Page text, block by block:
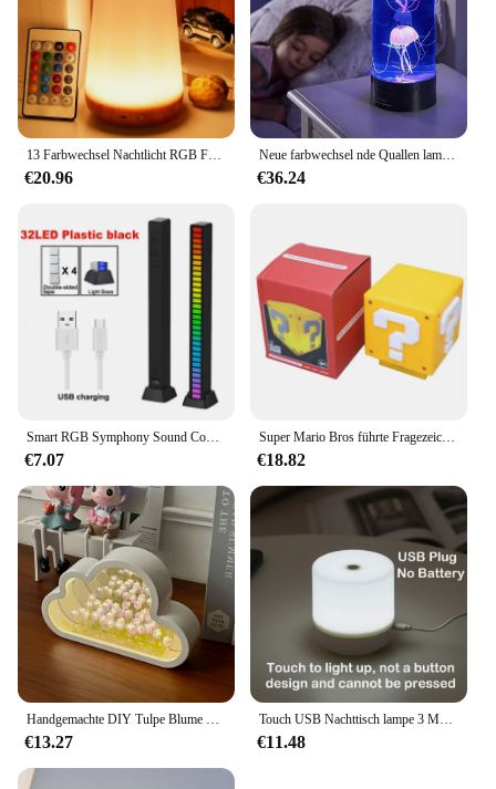
13 Farbwechsel Nachtlicht RGB Fernbedienung Touch dimmbare Lampe tragbare Tisch Nachttisch lampen USB wiederauf ladbare Nacht lampe
€20.96
Neue farbwechsel nde Quallen lampe USB/batterie betriebene Tisch Nachtlicht Kinder geschenk Schlafzimmer Dekor Jungen Mädchen Geburtstags geschenke
€36.24
Smart RGB Symphony Sound Control LED Licht Musik Rhythmus Ambient Pickup Lampe App-Steuerung für Computer-Gaming-Desktop-Dekor
€7.07
Super Mario Bros führte Fragezeichen Brick night Licht Figur Stern Lampe Statue USB Lade tisch Lampe Schlafzimmer Nachtlicht Kind Geschenk
€18.82
Handgemachte DIY Tulpe Blume Meer Nacht Atmosphäre Lampe Wolken Tulpe Lampe LED Nachtlicht Spiegel Tisch lampe Schlafzimmer Dekor Lichter neu
€13.27
Touch USB Nachttisch lampe 3 Modi dimmbare Augenschutz tragbare LED Tisch lampe USB-Stecker Student Lesebuch Lampe Nachtlicht
€11.48